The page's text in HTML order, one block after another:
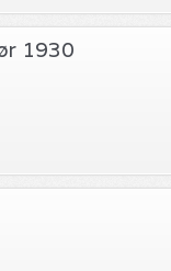
1930